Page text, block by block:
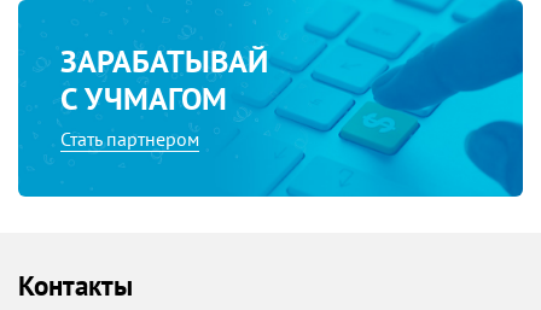
ЗАРАБАТЫВАЙ
С УЧМАГОМ
Стать партнером
Контакты